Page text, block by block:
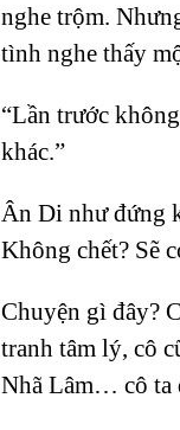
nghe trộm.
tình nghe thấy
“Lần trước
khác.”
Ân Di như đứng
Không chết? Sẽ
Chuyện gì đây?
tranh tâm lý, cô
Nhã Lâm… cô ta